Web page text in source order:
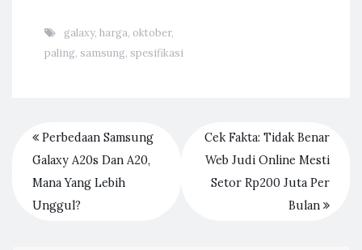
galaxy, harga, oktober,
paling, samsung, spesifikasi
Perbedaan Samsung
Galaxy A20s Dan A20,
Mana Yang Lebih
Unggul?
Cek Fakta: Tidak Benar
Web Judi Online Mesti
Setor Rp200 Juta Per
Bulan